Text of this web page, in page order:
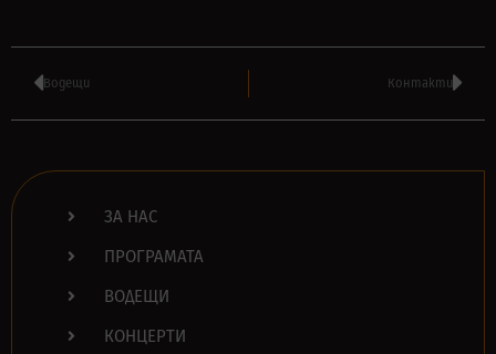
Водещи Контакти
ЗА НАС
ПРОГРАМАТА
ВОДЕЩИ
КОНЦЕРТИ